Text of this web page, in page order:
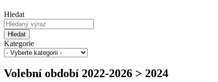
Hledat
Hledat
Kategorie
Volební období 2022-2026 > 2024